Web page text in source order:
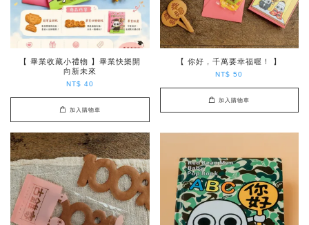
【 畢業收藏小禮物 】畢業快樂開
向新未來
NT$ 40
加入購物車
【 你好，千萬要幸福喔！ 】
NT$ 50
加入購物車